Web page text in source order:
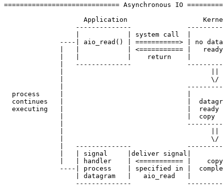
============================= Asynchronous IO
Application
--------------
|            | system call  |
----| aio_read() | ===========> | no
|   |            | <=========== |
|   |            |    return    |
|   --------------
|                                     \/
|
process     |                               |
continues   |                               |
executing   |                               |  ready
|                               |  copy
|
|                                     \/
|   --------------
|   | signal     |deliver signal|
|   | handler    |
----| process    | specified in |
| datagram   |   aio_read   |
--------------